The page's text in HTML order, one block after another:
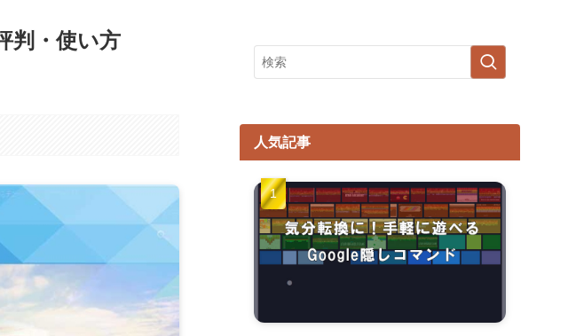
判・使い方
人気記事